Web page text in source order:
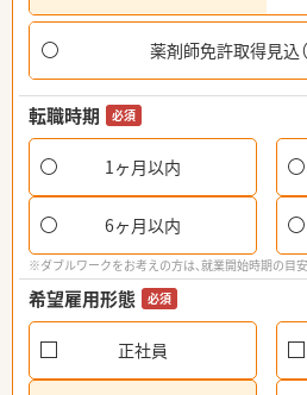
薬剤師免許取得見込
転職時期 必須
1ヶ月以内
6ヶ月以内
※ダブルワークをお考えの方は、就業開始時期の目
希望雇用形態 必須
正社員